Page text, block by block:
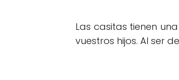
Las casitas tienen
vuestros hijos. Al ser